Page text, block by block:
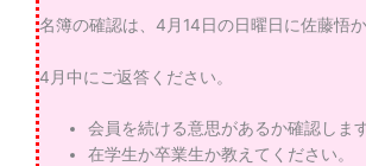
名簿の確認は、4月14日の日曜日に佐藤悟か
4月中にご返答ください。
会員を続ける意思があるか確認します
在学生か卒業生か教えてください。